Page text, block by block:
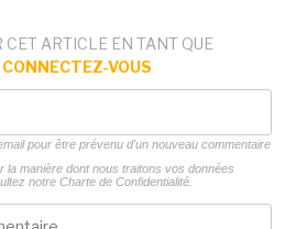
ARTICLE EN TANT QUE
CONNECTEZ-VOUS
pour être prévenu d'un nouveau commentaire
la manière dont nous traitons vos données
notre Charte de Confidentialité.